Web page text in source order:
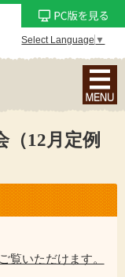
Select Language ▼
ナ
ビ
ー
シ
ン
メ
（12月定例
覧いただけます。